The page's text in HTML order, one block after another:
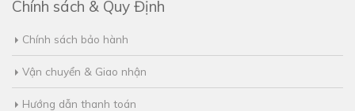
Chính sách & Quy Định
Chính sách bảo hành
Vận chuyển & Giao nhận
Hướng dẫn thanh toán